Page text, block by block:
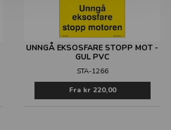
UNNGÅ EKSOSFARE STOPP MOT -
GUL PVC
STA-1266
Fra kr 220,00